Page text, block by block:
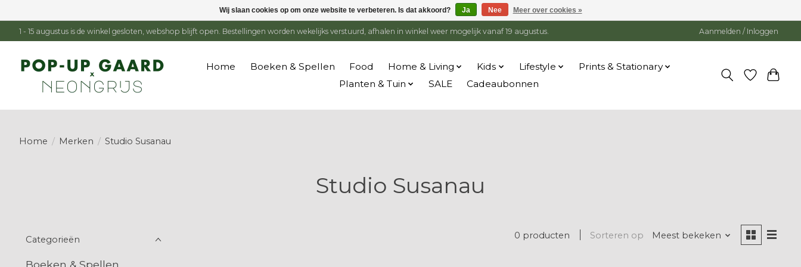
1 - 15 augustus is de winkel gesloten, webshop blijft open. Bestellingen worden wekelijks verstuurd, afhalen in winkel weer mogelijk vanaf 19 augustus. Aanmelden / Inloggen
Home Boeken & Spellen Food Home & Living Kids Lifestyle
Prints & Stationary
Planten & Tuin
SALE Cadeaubonnen
Home / Merken / Studio Susanau
Studio Susanau
Categorieën
Boeken & Spellen
0 producten Sorteren op Meest bekeken
Wij slaan cookies op om onze website te verbeteren. Is dat akkoord? Ja Nee Meer over cookies »